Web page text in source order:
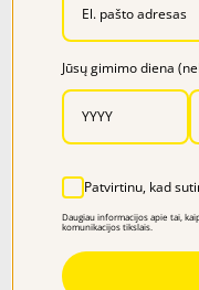
Jūsų gimimo diena
Patvirtinu, kad
Daugiau informacijos apie tai,
komunikacijos tikslais.